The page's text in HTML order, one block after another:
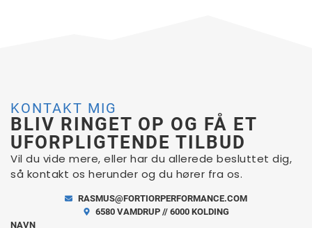
KONTAKT MIG
BLIV RINGET OP OG FÅ ET
UFORPLIGTENDE TILBUD
Vil du vide mere, eller har du allerede besluttet dig,
så kontakt os herunder og du hører fra os.
RASMUS@FORTIORPERFORMANCE.COM
6580 VAMDRUP // 6000 KOLDING
NAVN